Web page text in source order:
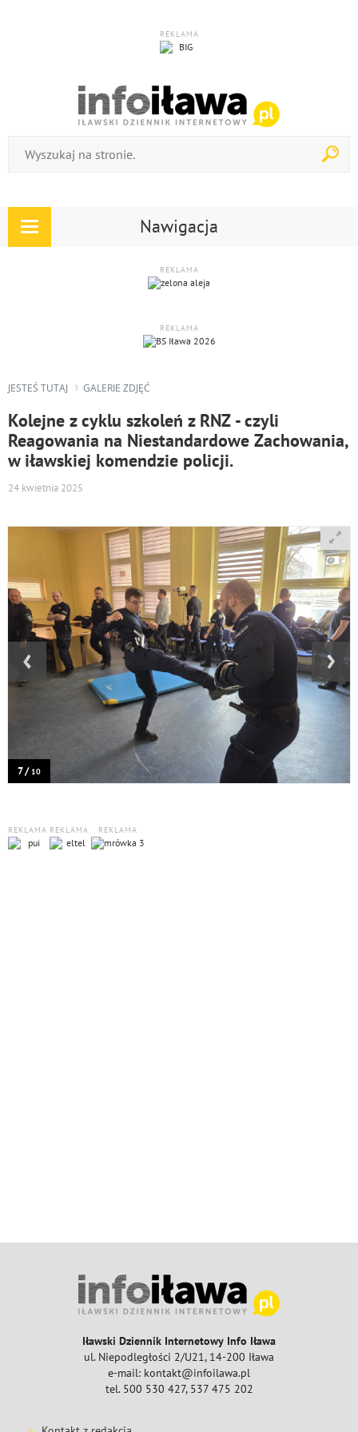
REKLAMA
Nawigacja
Rozwiń
REKLAMA
REKLAMA
JESTEŚ TUTAJ GALERIE ZDJĘĆ
Kolejne z cyklu szkoleń z RNZ - czyli
Reagowania na Niestandardowe Zachowania,
w iławskiej komendzie policji.
24 kwietnia 2025
7 /10
‹ ›
REKLAMA REKLAMA REKLAMA
Iławski Dziennik Internetowy Info Iława
ul. Niepodległości 2/U21, 14-200 Iława
e-mail: kontakt@infoilawa.pl
tel. 500 530 427, 537 475 202